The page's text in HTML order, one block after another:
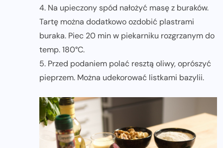
4. Na upieczony spód nałożyć masę z buraków.
Tartę można dodatkowo ozdobić plastrami
buraka. Piec 20 min w piekarniku rozgrzanym do
temp. 180°C.
5. Przed podaniem polać resztą oliwy, oprószyć
pieprzem. Można udekorować listkami bazylii.